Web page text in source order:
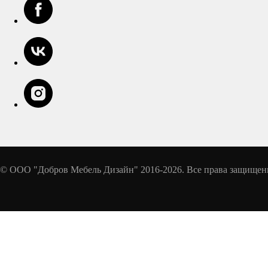
© ООО "Добров Мебель Дизайн" 2016-2026. Все права